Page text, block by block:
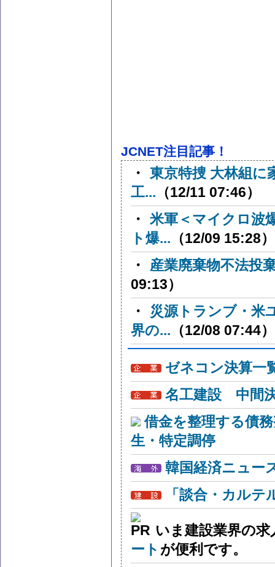
JCNET注目記事！
・
東京特捜 大林組
工... （12/11 07:46）
・ 米軍＜マイクロ波
ト爆... （12/09 15:28）
・
産業廃棄物不法投
09:13）
・
災源トランブ・
界の... （12/08 07:44）
ゼネコン決算一
名工建設 中間
借金を整理する債
生・特定調停
韓国経済ニュー
「談合・カル
いま建設業界の
ート が便利です。